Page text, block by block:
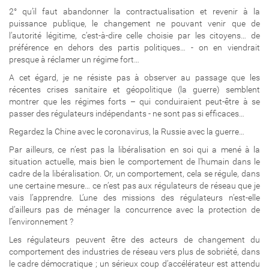
2° qu’il faut abandonner la contractualisation et revenir à la
puissance publique, le changement ne pouvant venir que de
l’autorité légitime, c’est-à-dire celle choisie par les citoyens… de
préférence en dehors des partis politiques… - on en viendrait
presque à réclamer un régime fort…
A cet égard, je ne résiste pas à observer au passage que les
récentes crises sanitaire et géopolitique (la guerre) semblent
montrer que les régimes forts – qui conduiraient peut-être à se
passer des régulateurs indépendants - ne sont pas si efficaces…
Regardez la Chine avec le coronavirus, la Russie avec la guerre…
Par ailleurs, ce n’est pas la libéralisation en soi qui a mené à la
situation actuelle, mais bien le comportement de l’humain dans le
cadre de la libéralisation. Or, un comportement, cela se régule, dans
une certaine mesure… ce n’est pas aux régulateurs de réseau que je
vais l’apprendre. L’une des missions des régulateurs n’est-elle
d’ailleurs pas de ménager la concurrence avec la protection de
l’environnement ?
Les régulateurs peuvent être des acteurs de changement du
comportement des industries de réseau vers plus de sobriété, dans
le cadre démocratique ; un sérieux coup d’accélérateur est attendu